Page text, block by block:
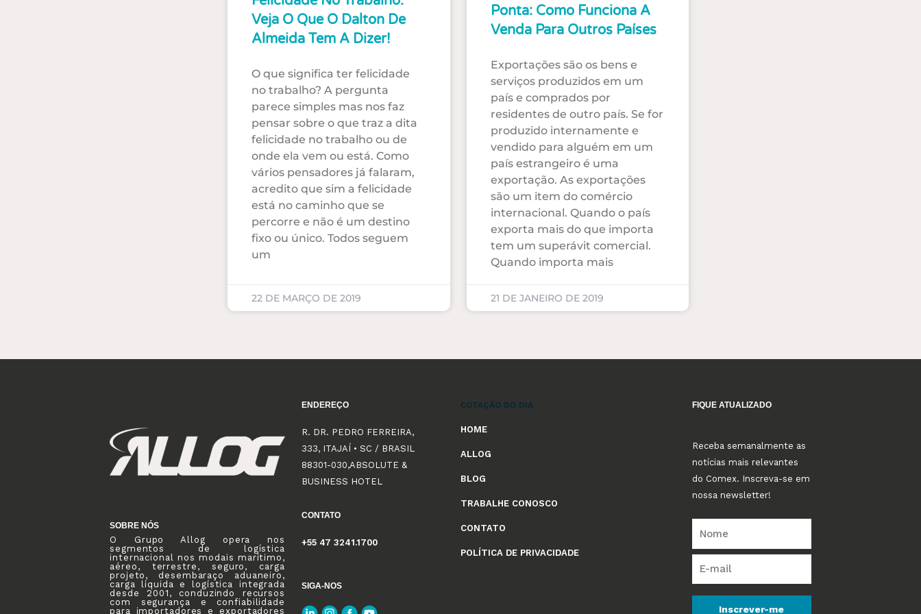
Veja O Que O Dalton De
Almeida Tem A Dizer!
O que significa ter felicidade
no trabalho? A pergunta
parece simples mas nos faz
pensar sobre o que traz a dita
felicidade no trabalho ou de
onde ela vem ou está. Como
vários pensadores já falaram,
acredito que sim a felicidade
está no caminho que se
percorre e não é um destino
fixo ou único. Todos seguem
um
22 DE MARÇO DE 2019
Ponta: Como Funciona A
Venda Para Outros Países
Exportações são os bens e
serviços produzidos em um
país e comprados por
residentes de outro país. Se for
produzido internamente e
vendido para alguém em um
país estrangeiro é uma
exportação. As exportações
são um item do comércio
internacional. Quando o país
exporta mais do que importa
tem um superávit comercial.
Quando importa mais
21 DE JANEIRO DE 2019
SOBRE NÓS
O Grupo Allog opera nos
segmentos de logística
internacional nos modais marítimo,
aéreo, terrestre, seguro, carga
projeto, desembaraço aduaneiro,
carga líquida e logística integrada
desde 2001, conduzindo recursos
com segurança e confiabilidade
para importadores e exportadores
ENDEREÇO
R. DR. PEDRO FERREIRA,
333, ITAJAÍ • SC / BRASIL
88301-030,ABSOLUTE &
BUSINESS HOTEL
CONTATO
+55 47 3241.1700
SIGA-NOS
COTAÇÃO DO DIA
HOME
ALLOG
BLOG
TRABALHE CONOSCO
CONTATO
POLÍTICA DE PRIVACIDADE
FIQUE ATUALIZADO
Receba semanalmente as
notícias mais relevantes
do Comex. Inscreva-se em
nossa newsletter!
Inscrever-me